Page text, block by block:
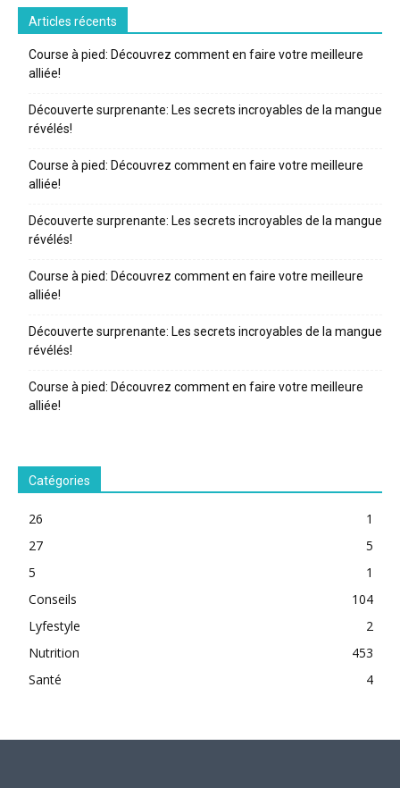
Articles récents
Course à pied: Découvrez comment en faire votre meilleure
alliée!
Découverte surprenante: Les secrets incroyables de la mangue
révélés!
Course à pied: Découvrez comment en faire votre meilleure
alliée!
Découverte surprenante: Les secrets incroyables de la mangue
révélés!
Course à pied: Découvrez comment en faire votre meilleure
alliée!
Découverte surprenante: Les secrets incroyables de la mangue
révélés!
Course à pied: Découvrez comment en faire votre meilleure
alliée!
Catégories
26
1
27
5
5
1
Conseils
104
Lyfestyle
2
Nutrition
453
Santé
4